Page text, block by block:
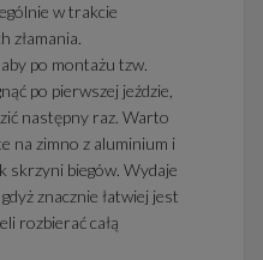
w trakcie
złamania.
po montażu tzw.
po pierwszej jeździe,
następny raz. Warto
na zimno z aluminium i
skrzyni biegów. Wydaje
znacznie łatwiej jest
rozbierać całą